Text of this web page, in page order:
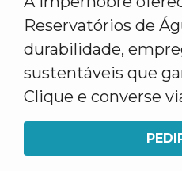
Reservatórios de
durabilidade,
sustentáveis que
Clique e converse